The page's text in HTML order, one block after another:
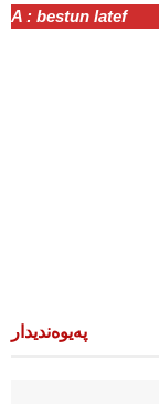
A : bestun latef
پەیوەندیدار